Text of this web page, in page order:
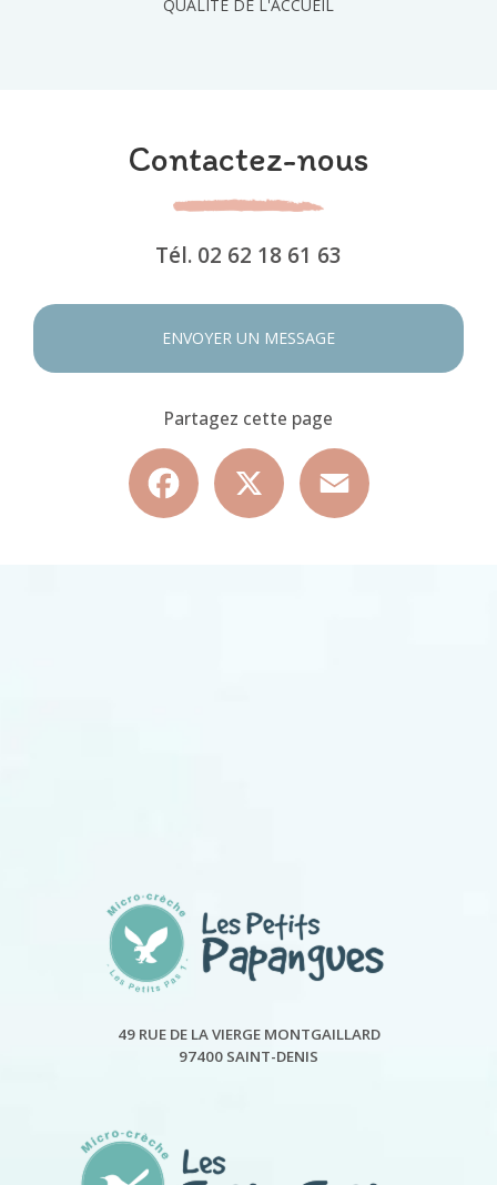
QUALITÉ DE L'ACCUEIL
Contactez-nous
Tél. 02 62 18 61 63
ENVOYER UN MESSAGE
Partagez cette page
Facebook
49 RUE DE LA VIERGE MONTGAILLARD
97400 SAINT-DENIS